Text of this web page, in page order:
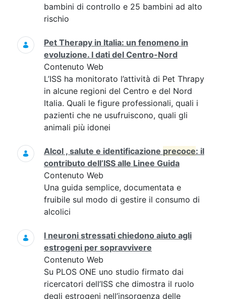
bambini di controllo e 25 bambini ad alto
rischio
Pet Therapy in Italia: un fenomeno in
evoluzione. I dati del Centro-Nord
Contenuto Web
L’ISS ha monitorato l’attività di Pet Thrapy
in alcune regioni del Centro e del Nord
Italia. Quali le figure professionali, quali i
pazienti che ne usufruiscono, quali gli
animali più idonei
Alcol , salute e identificazione precoce: il
contributo dell’ISS alle Linee Guida
Contenuto Web
Una guida semplice, documentata e
fruibile sul modo di gestire il consumo di
alcolici
I neuroni stressati chiedono aiuto agli
estrogeni per sopravvivere
Contenuto Web
Su PLOS ONE uno studio firmato dai
ricercatori dell’ISS che dimostra il ruolo
degli estrogeni nell’insorgenza delle